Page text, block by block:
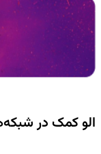
الو کمک در